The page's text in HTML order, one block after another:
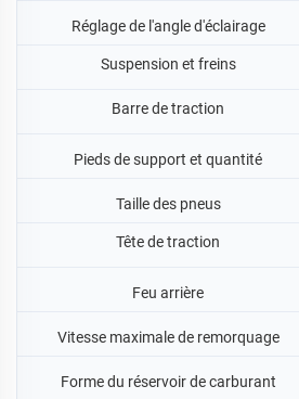
Réglage de l'angle d'éclairage
Suspension et freins
Barre de traction
Pieds de support et quantité
Taille des pneus
Tête de traction
Feu arrière
Vitesse maximale de remorquage
Forme du réservoir de carburant